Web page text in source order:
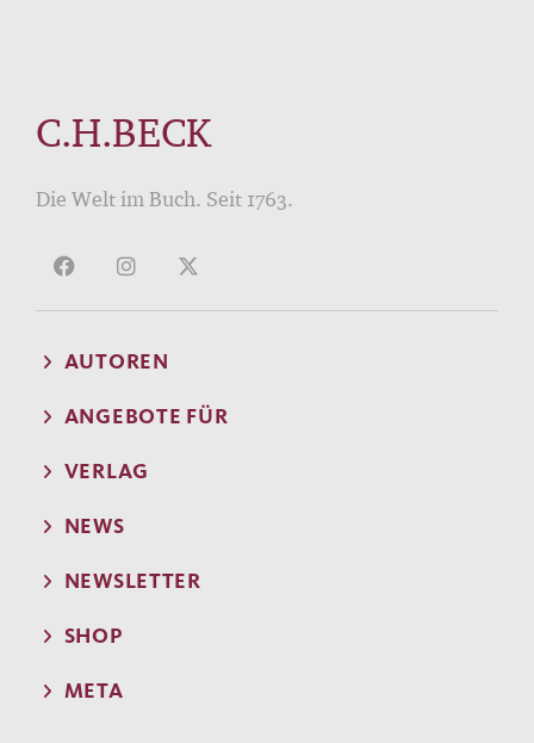
C.H.BECK
Die Welt im Buch. Seit 1763.
AUTOREN
ANGEBOTE FÜR
VERLAG
NEWS
NEWSLETTER
SHOP
META